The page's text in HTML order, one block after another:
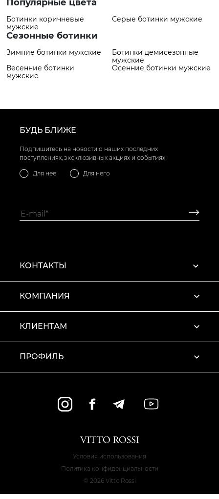
Популярные цвета
Ботинки коричневые
мужские
Серые ботинки мужские
Сезонные ботинки
Зимние ботинки мужские
Ботинки демисезонные
мужские
Весенние ботинки
мужские
Осенние ботинки мужские
БУДЬ БЛИЖЕ
Подпишитесь на новости о наших последних
поступлениях, эксклюзивных акциях и событиях
Для нее Для него
КОНТАКТЫ
КОМПАНИЯ
КЛИЕНТАМ
ПРОФИЛЬ
Условия использования
Политика конфиденциальности
© 2026 Vitto Rossi